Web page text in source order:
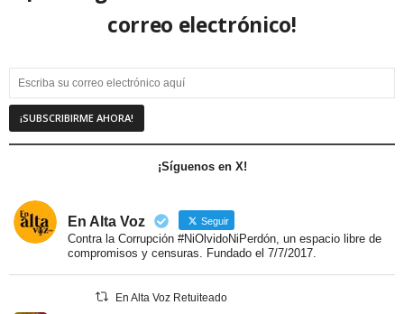
correo electrónico!
¡Síguenos en X!
En Alta Voz Seguir
Contra la Corrupción #NiOlvidoNiPerdón, un espacio libre de
compromisos y censuras. Fundado el 7/7/2017.
En Alta Voz Retuiteado